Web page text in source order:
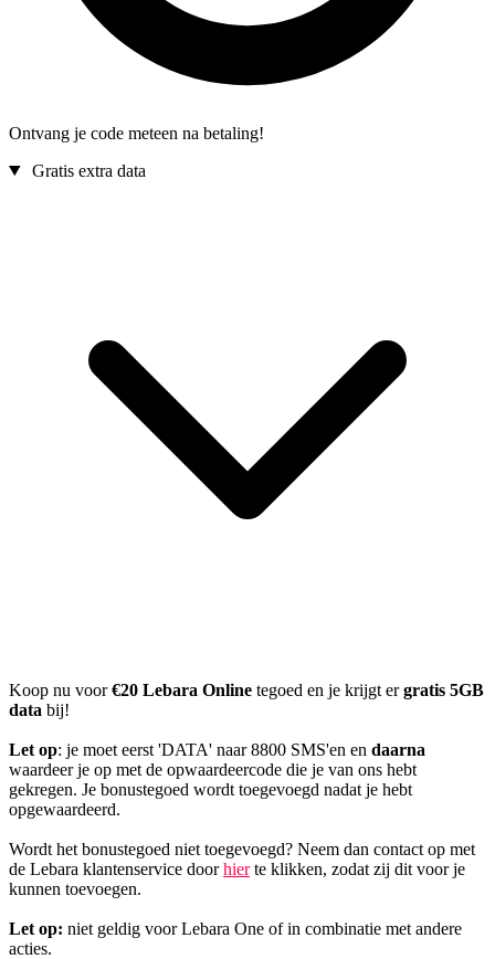
Ontvang je code meteen na betaling!
Gratis extra data
Koop nu voor€20 Lebara Online tegoed en je krijgt ergratis 5GB
data bij!
Let op: je moet eerst 'DATA' naar 8800 SMS'en en daarna
waardeer je op met de opwaardeercode die je van ons hebt
gekregen. Je bonustegoed wordt toegevoegd nadat je hebt
opgewaardeerd.
Wordt het bonustegoed niet toegevoegd? Neem dan contact op met
de Lebara klantenservice doorhierte klikken, zodat zij dit voor je
kunnen toevoegen.
Let op: niet geldig voor Lebara One of in combinatie met andere
acties.